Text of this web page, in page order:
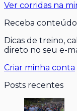
Ver corridas na
Receba
Dicas de treino,
direto no seu e-
Criar minha conta
Posts recentes